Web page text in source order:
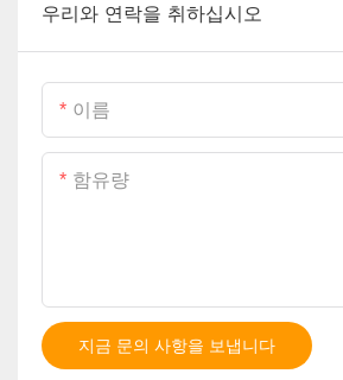
우리와 연락을 취하십시오
이름
함유량
지금 문의 사항을 보냅니다